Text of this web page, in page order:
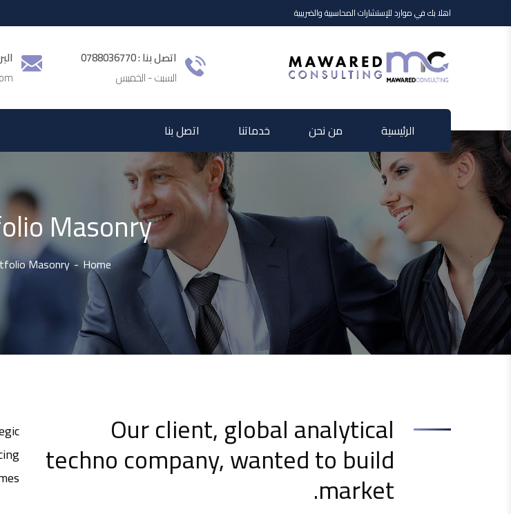
اهلا بك في موارد للإستشارات المحاسبية والضريبية
اتصل بنا : 0788036770
السبت - الخميس
الرئيسية من نحن خدماتنا اتصل بنا
Masonry
Home
Masonry
Our client, global analytical
techno company, wanted to build
market.